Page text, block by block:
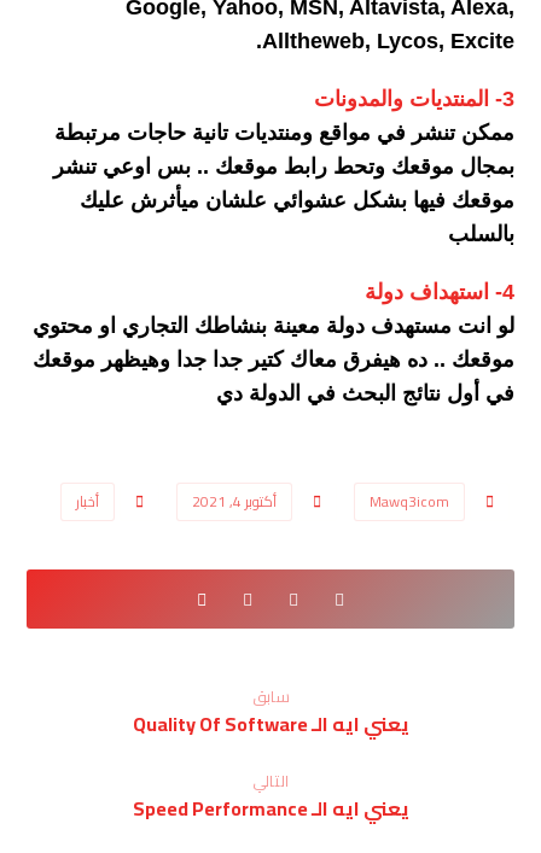
Google, Yahoo, MSN, Altavista, Alexa,
Alltheweb, Lycos, Excite.
3- المنتديات والمدونات
ممكن تنشر في مواقع ومنتديات تانية حاجات مرتبطة
بمجال موقعك وتحط رابط موقعك .. بس اوعي تنشر
موقعك فيها بشكل عشوائي علشان ميأثرش عليك
بالسلب
4- استهداف دولة
لو انت مستهدف دولة معينة بنشاطك التجاري او محتوي
موقعك .. ده هيفرق معاك كتير جدا جدا وهيظهر موقعك
في أول نتائج البحث في الدولة دي
Mawq3icom أكتوبر 4, 2021 أخبار
سابق
يعني ايه الـ Quality Of Software
التالي
يعني ايه الـ Speed Performance